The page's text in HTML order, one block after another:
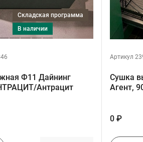
Складская программа
в наличии
Ф11 Дайнинг
Антрацит
Артикул
Сушка
Агент,
0 ₽